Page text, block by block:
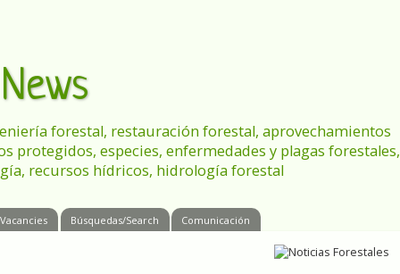
forestal, restauración forestal, aprovechamientos
protegidos, especies, enfermedades y plagas forestales,
recursos hídricos, hidrología forestal
Búsquedas/Search Comunicación